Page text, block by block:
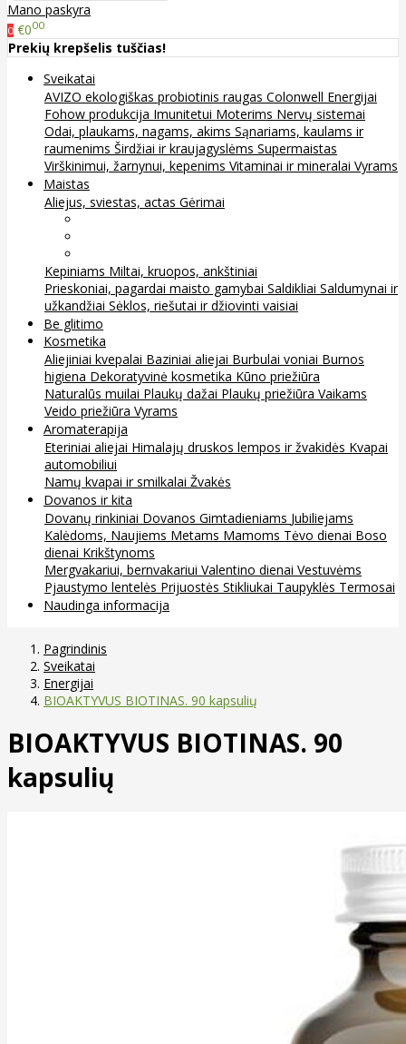
Mano paskyra
0 €000
Prekių krepšelis tuščias!
Sveikatai
AVIZO ekologiškas probiotinis raugas Colonwell Energijai
Fohow produkcija Imunitetui Moterims Nervų sistemai
Odai, plaukams, nagams, akims Sąnariams, kaulams ir
raumenims Širdžiai ir kraujagyslėms Supermaistas
Virškinimui, žarnynui, kepenims Vitaminai ir mineralai Vyrams
Maistas
Aliejus, sviestas, actas Gėrimai
Kepiniams Miltai, kruopos, ankštiniai
Prieskoniai, pagardai maisto gamybai Saldikliai Saldumynai ir
užkandžiai Sėklos, riešutai ir džiovinti vaisiai
Be glitimo
Kosmetika
Aliejiniai kvepalai Baziniai aliejai Burbulai voniai Burnos
higiena Dekoratyvinė kosmetika Kūno priežiūra
Naturalūs muilai Plaukų dažai Plaukų priežiūra Vaikams
Veido priežiūra Vyrams
Aromaterapija
Eteriniai aliejai Himalajų druskos lempos ir žvakidės Kvapai
automobiliui
Namų kvapai ir smilkalai Žvakės
Dovanos ir kita
Dovanų rinkiniai Dovanos Gimtadieniams Jubiliejams
Kalėdoms, Naujiems Metams Mamoms Tėvo dienai Boso
dienai Krikštynoms
Mergvakariui, bernvakariui Valentino dienai Vestuvėms
Pjaustymo lentelės Prijuostės Stikliukai Taupyklės Termosai
Naudinga informacija
Pagrindinis
Sveikatai
Energijai
BIOAKTYVUS BIOTINAS. 90 kapsulių
BIOAKTYVUS BIOTINAS. 90
kapsulių